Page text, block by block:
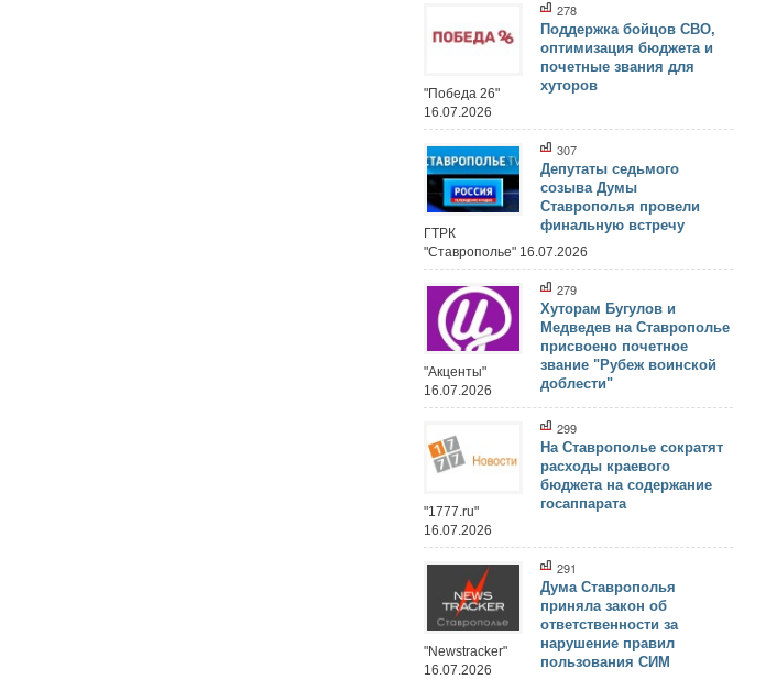
278
Поддержка бойцов СВО,
оптимизация бюджета и
почетные звания для
хуторов
"Победа 26"
16.07.2026
307
Депутаты седьмого
созыва Думы
Ставрополья провели
финальную встречу
ГТРК
"Ставрополье" 16.07.2026
279
Хуторам Бугулов и
Медведев на Ставрополье
присвоено почетное
звание "Рубеж воинской
доблести"
"Акценты"
16.07.2026
299
На Ставрополье сократят
расходы краевого
бюджета на содержание
госаппарата
"1777.ru"
16.07.2026
291
Дума Ставрополья
приняла закон об
ответственности за
нарушение правил
пользования СИМ
"Newstracker"
16.07.2026